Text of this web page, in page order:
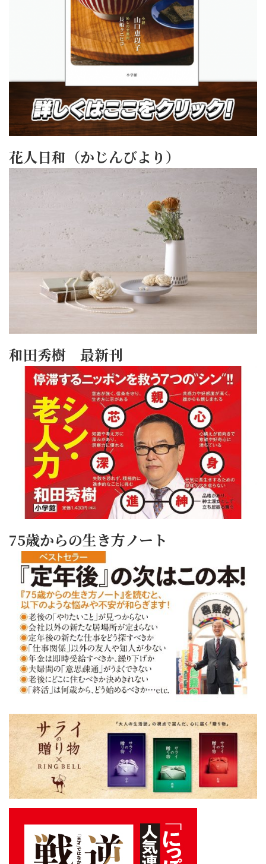
花人日和（かじんびより）
和田秀樹 最新刊
75歳からの生き方ノート